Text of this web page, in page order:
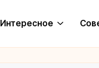
Интересное